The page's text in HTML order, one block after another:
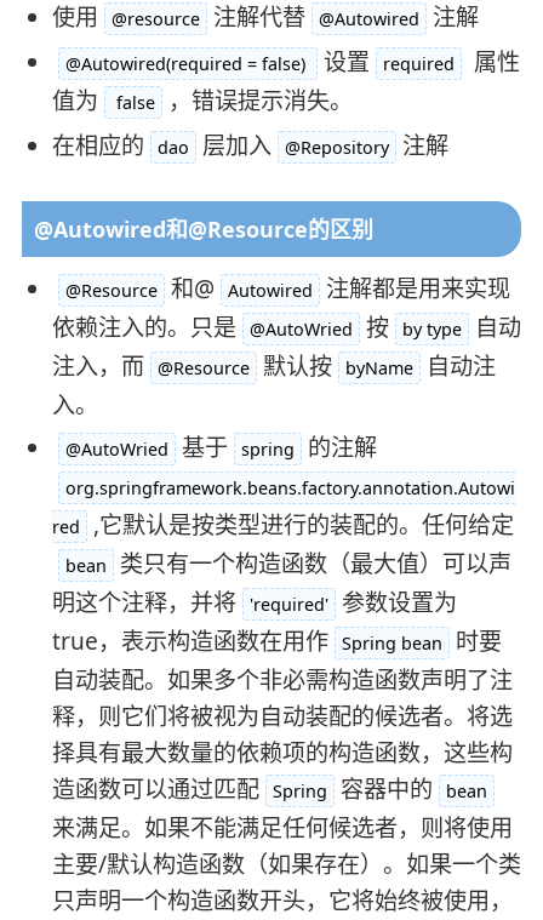
使用
@resource 注解代替 @Autowired 注解
@Autowired(required = false) 设置 required
属性
值为
false
，错误提示消失。
在相应的
dao 层加入 @Repository 注解
@Autowired和@Resource的区别
@Resource 和@ Autowired
注解都是用来实现
依赖注入的。只是
@AutoWried 按 by type
自动
注入，而 @Resource 默认按 byName
自动注
入。
@AutoWried 基于 spring 的注解
org.springframework.beans.factory.annotation.Autowi
red
,它默认是按类型进行的装配的。任何给定
bean
类只有一个构造函数（最大值）可以声
明这个注释，并将
'required'
参数设置为
true，表示构造函数在用作 Spring bean
时要
自动装配。如果多个非必需构造函数声明了注
释，则它们将被视为自动装配的候选者。将选
择具有最大数量的依赖项的构造函数，这些构
造函数可以通过匹配 Spring 容器中的 bean
来满足。如果不能满足任何候选者，则将使用
主要/默认构造函数（如果存在）。如果一个类
只声明一个构造函数开头，它将始终被使用，